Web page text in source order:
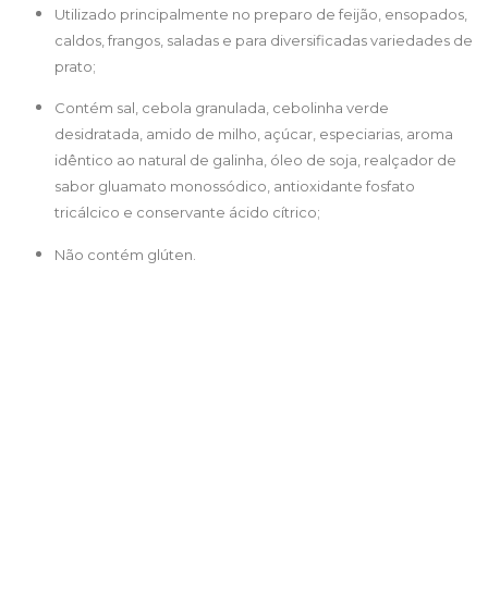
Utilizado principalmente no preparo de feijão, ensopados,
caldos, frangos, saladas e para diversificadas variedades de
prato;
Contém sal, cebola granulada, cebolinha verde
desidratada, amido de milho, açúcar, especiarias, aroma
idêntico ao natural de galinha, óleo de soja, realçador de
sabor gluamato monossódico, antioxidante fosfato
tricálcico e conservante ácido cítrico;
Não contém glúten.